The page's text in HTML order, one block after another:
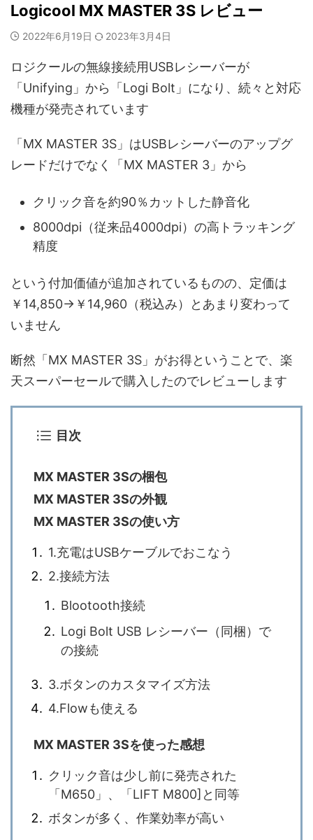
Logicool MX MASTER 3S レビュー
2022年6月19日 2023年3月4日
ロジクールの無線接続用USBレシーバーが
「Unifying」から「Logi Bolt」になり、続々と対応
機種が発売されています
「MX MASTER 3S」はUSBレシーバーのアップグ
レードだけでなく「MX MASTER 3」から
クリック音を約90％カットした静音化
8000dpi（従来品4000dpi）の高トラッキング
精度
という付加価値が追加されているものの、定価は
￥14,850→￥14,960（税込み）とあまり変わって
いません
断然「MX MASTER 3S」がお得ということで、楽
天スーパーセールで購入したのでレビューします
目次
MX MASTER 3Sの梱包
MX MASTER 3Sの外観
MX MASTER 3Sの使い方
1.充電はUSBケーブルでおこなう
2.接続方法
Blootooth接続
Logi Bolt USB レシーバー（同梱）で
の接続
3.ボタンのカスタマイズ方法
4.Flowも使える
MX MASTER 3Sを使った感想
クリック音は少し前に発売された
「M650」、「LIFT M800]と同等
ボタンが多く、作業効率が高い